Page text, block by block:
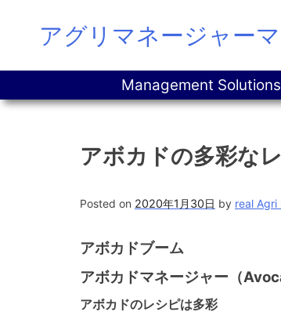
アグリマネージャー
Management Solutions
アボカドの多彩な
Posted on 2020年1月30日 by real Agri
アボカドブーム
アボカドマネージャー（
アボカドのレシピは多彩